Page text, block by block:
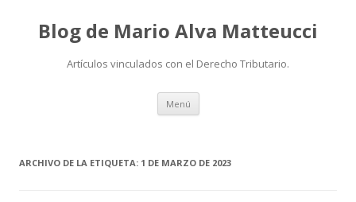
Blog de Mario Alva Matteucci
Artículos vinculados con el Derecho Tributario.
Menú Ir
contenido
ARCHIVO DE LA ETIQUETA: 1 DE MARZO DE 2023